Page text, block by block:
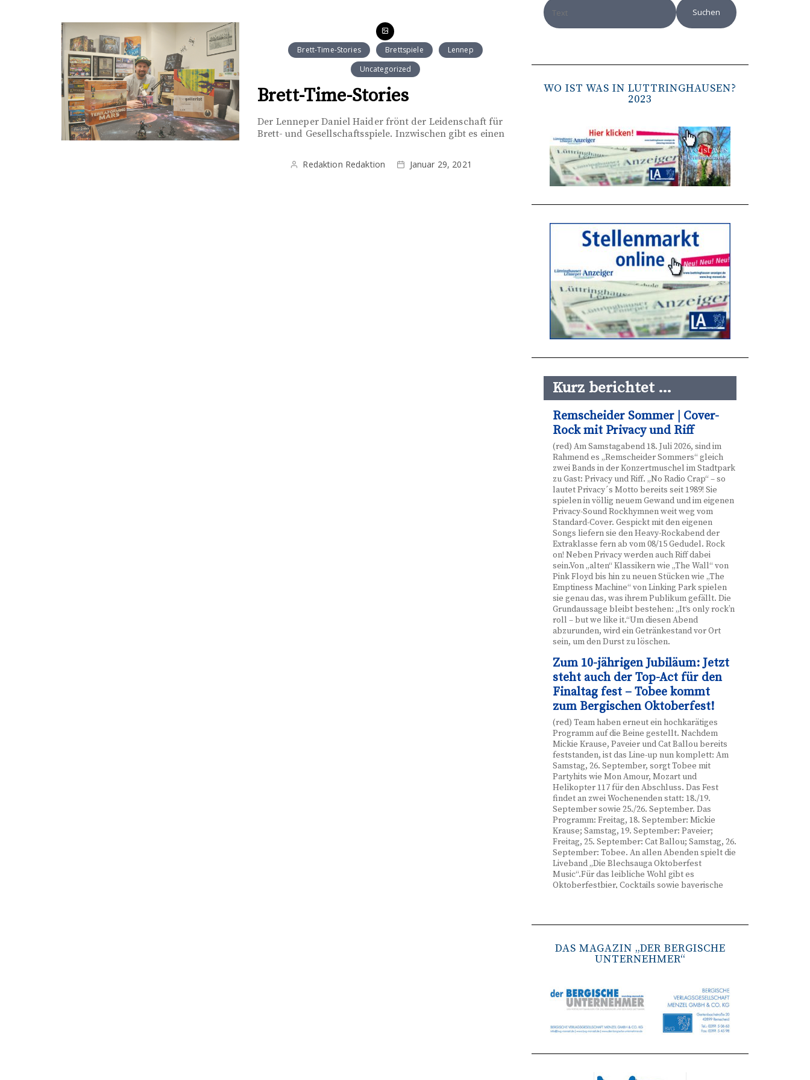
Brett-Time-Stories Brettspiele
Lennep
Uncategorized
Brett-Time-Stories
Der Lenneper Daniel Haider frönt der Leidenschaft für
Brett- und Gesellschaftsspiele. Inzwischen gibt es einen
Redaktion Redaktion Januar 29, 2021
WO IST WAS IN LÜTTRINGHAUSEN?
2023
Kurz berichtet …
Remscheider Sommer | Cover-
Rock mit Privacy und Riff
(red) Am Samstagabend 18. Juli 2026, sind im
Rahmend es „Remscheider Sommers“ gleich
zwei Bands in der Konzertmuschel im Stadtpark
zu Gast: Privacy und Riff. „No Radio Crap“ – so
lautet Privacy´s Motto bereits seit 1989! Sie
spielen in völlig neuem Gewand und im eigenen
Privacy-Sound Rockhymnen weit weg vom
Standard-Cover. Gespickt mit den eigenen
Songs liefern sie den Heavy-Rockabend der
Extraklasse fern ab vom 08/15 Gedudel. Rock
on! Neben Privacy werden auch Riff dabei
sein.Von „alten“ Klassikern wie „The Wall“ von
Pink Floyd bis hin zu neuen Stücken wie „The
Emptiness Machine“ von Linking Park spielen
sie genau das, was ihrem Publikum gefällt. Die
Grundaussage bleibt bestehen: „It‘s only rock’n
roll – but we like it.“Um diesen Abend
abzurunden, wird ein Getränkestand vor Ort
sein, um den Durst zu löschen.
Zum 10-jährigen Jubiläum: Jetzt
steht auch der Top-Act für den
Finaltag fest – Tobee kommt
zum Bergischen Oktoberfest!
(red) Team haben erneut ein hochkarätiges
Programm auf die Beine gestellt. Nachdem
Mickie Krause, Paveier und Cat Ballou bereits
feststanden, ist das Line-up nun komplett: Am
Samstag, 26. September, sorgt Tobee mit
Partyhits wie Mon Amour, Mozart und
Helikopter 117 für den Abschluss. Das Fest
findet an zwei Wochenenden statt: 18./19.
September sowie 25./26. September. Das
Programm: Freitag, 18. September: Mickie
Krause; Samstag, 19. September: Paveier;
Freitag, 25. September: Cat Ballou; Samstag, 26.
September: Tobee. An allen Abenden spielt die
Liveband „Die Blechsauga Oktoberfest
Music“.Für das leibliche Wohl gibt es
Oktoberfestbier, Cocktails sowie bayerische
www.bergisches-oktoberfest.de sowie über die
Remscheid stärkt Krisenvorsorge
Remscheid trainieren Krisenstabsarbeit am
Institut der Feuerwehr NRW in Münster.
Wie funktioniert die Zusammenarbeit im
Krisenfall? Welche Entscheidungen müssen
unter Zeitdruck getroffen werden? Und wie
bestmöglich geschützt werden? Mit diesen und
Mitarbeitende der Stadt Remscheid Ende Juni in
DAS MAGAZIN „DER BERGISCHE
UNTERNEHMER“